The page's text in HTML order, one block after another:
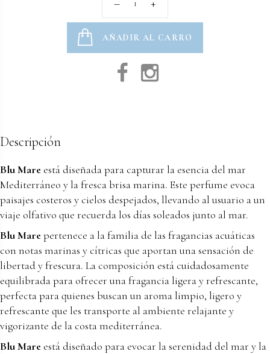
AÑADIR AL CARRO
Descripción
Blu Mare está diseñada para capturar la esencia del mar
Mediterráneo y la fresca brisa marina. Este perfume evoca
paisajes costeros y cielos despejados, llevando al usuario a un
viaje olfativo que recuerda los días soleados junto al mar.
Blu Marepertenece a la familia de las fragancias acuáticas
con notas marinas y cítricas que aportan una sensación de
libertad y frescura. La composición está cuidadosamente
equilibrada para ofrecer una fragancia ligera y refrescante,
perfecta para quienes buscan un aroma limpio, ligero y
refrescante que les transporte al ambiente relajante y
vigorizante de la costa mediterránea.
Blu Mare está diseñado para evocar la serenidad del mar y la